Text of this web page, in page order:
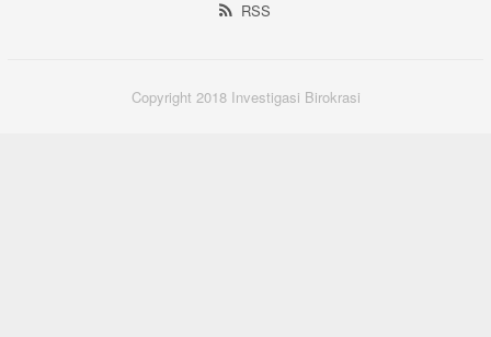
RSS
Copyright 2018 Investigasi Birokrasi